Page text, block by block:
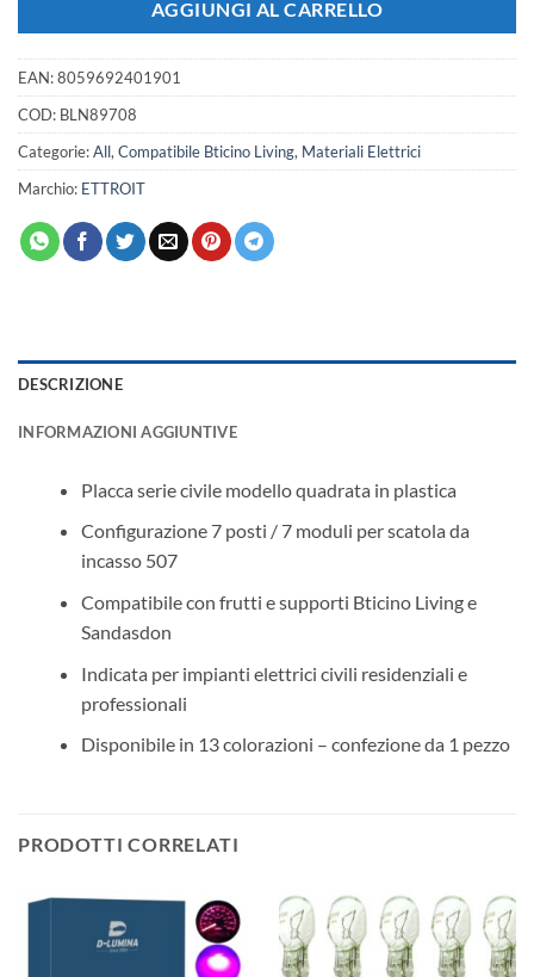
AGGIUNGI AL CARRELLO
EAN:8059692401901
COD: BLN89708
Categorie:All, Compatibile Bticino Living, Materiali Elettrici
Marchio: ETTROIT
DESCRIZIONE
INFORMAZIONI AGGIUNTIVE
Placca serie civile modello quadrata in plastica
Configurazione 7 posti / 7 moduli per scatola da
incasso 507
Compatibile con frutti e supporti Bticino Living e
Sandasdon
Indicata per impianti elettrici civili residenziali e
professionali
Disponibile in 13 colorazioni – confezione da 1 pezzo
PRODOTTI CORRELATI